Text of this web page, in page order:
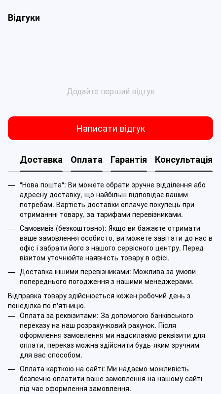
Відгуки
Додайте перший відгук
Написати відгук
Доставка Оплата Гарантія Консультація
"Нова пошта": Ви можете обрати зручне відділення або
адресну доставку, що найбільш відповідає вашим
потребам. Вартість доставки оплачує покупець при
отриманнні товару, за тарифами перевізниками.
Самовивіз (безкоштовно): Якщо ви бажаєте отримати
ваше замовлення особисто, ви можете завітати до нас в
офіс і забрати його з нашого сервісного центру. Перед
візитом уточнюйте наявність товару в офісі.
Доставка іншими перевізниками: Можлива за умови
попереднього погодження з нашими менеджерами.
Відправка товару здійснюється кожен робочий день з
понеділка по п'ятницю.
Оплата за реквізитами: За допомогою банківського
переказу на наш розрахунковий рахунок. Після
оформлення замовлення ми надсилаємо реквізити для
оплати, переказ можна здійснити будь-яким зручним
для вас способом.
Оплата карткою на сайті: Ми надаємо можливість
безпечно оплатити ваше замовлення на нашому сайті
під час оформлення замовлення.